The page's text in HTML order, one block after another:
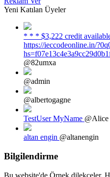
Yeni Katılan Üyeler
* * * $3,222 credit
https://ieccodeonline.in/
@82umxa
@admin
@albertogagne
TestUser MyName @Alice
altan engin @altanengin
Bilgilendirme
Bu website'de Örnek dilekçeler,